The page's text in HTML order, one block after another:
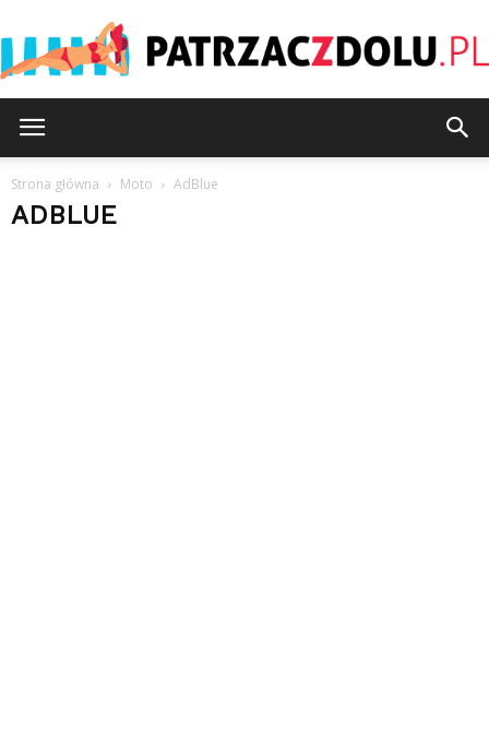
Strona główna Moto AdBlue
ADBLUE